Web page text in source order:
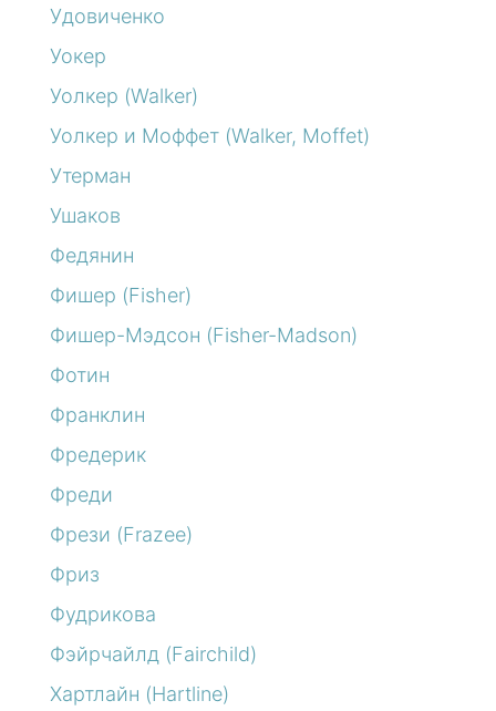
Удовиченко
Уокер
Уолкер (Walker)
Уолкер и Моффет (Walker, Moffet)
Утерман
Ушаков
Федянин
Фишер (Fisher)
Фишер-Мэдсон (Fisher-Madson)
Фотин
Франклин
Фредерик
Фреди
Фрези (Frazee)
Фриз
Фудрикова
Фэйрчайлд (Fairchild)
Хартлайн (Hartline)